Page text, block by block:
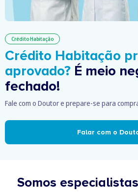
Crédito Habitação
Crédito Habitação
aprovado? É meio
fechado!
Fale com o Doutor e prepare-se para
Falar com o
Somos